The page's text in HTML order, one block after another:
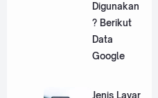
Digunakan
? Berikut
Data
Google
Jenis Layar